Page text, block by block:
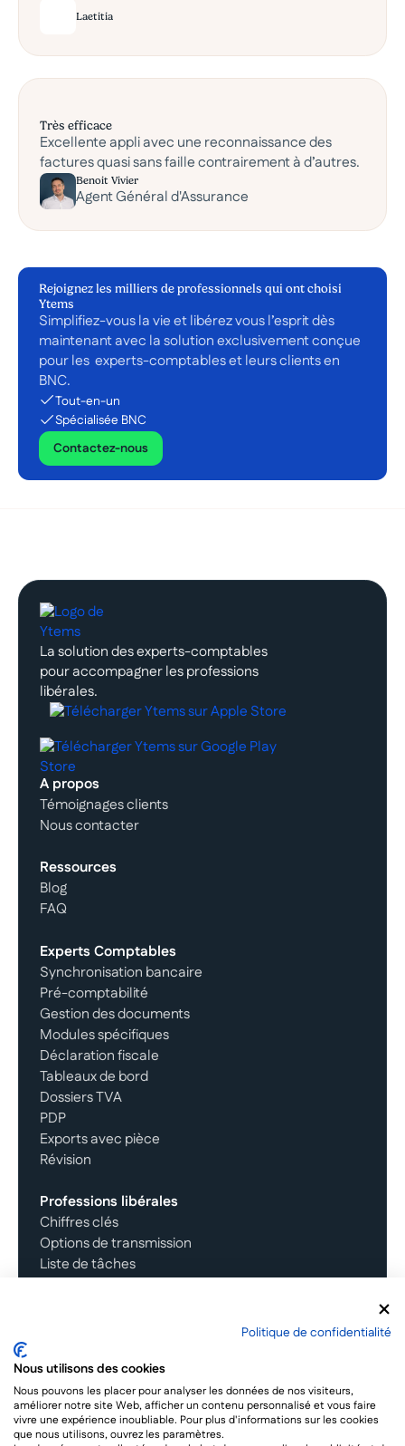
Politique de confidentialité
Nous utilisons des cookies
Nous pouvons les placer pour analyser les données de nos visiteurs,
améliorer notre site Web, afficher un contenu personnalisé et vous faire
vivre une expérience inoubliable. Pour plus d'informations sur les cookies
que nous utilisons, ouvrez les paramètres.
Laetitia
Très efficace
Excellente appli avec une reconnaissance des
factures quasi sans faille contrairement à d’autres.
Benoit Vivier
Agent Général d'Assurance
Rejoignez les milliers de professionnels qui ont choisi
Ytems
Simplifiez-vous la vie et libérez vous l’esprit dès
maintenant avec la solution exclusivement conçue
pour les experts-comptables et leurs clients en
BNC.
Tout-en-un
Spécialisée BNC
Contactez-nous
La solution des experts-comptables
pour accompagner les professions
libérales.
A propos
Témoignages clients
Nous contacter
Ressources
Blog
FAQ
Experts Comptables
Synchronisation bancaire
Pré-comptabilité
Gestion des documents
Modules spécifiques
Déclaration fiscale
Tableaux de bord
Dossiers TVA
PDP
Exports avec pièce
Révision
Professions libérales
Chiffres clés
Options de transmission
Liste de tâches
Copyright© 2026Ytems.
Mentions légales